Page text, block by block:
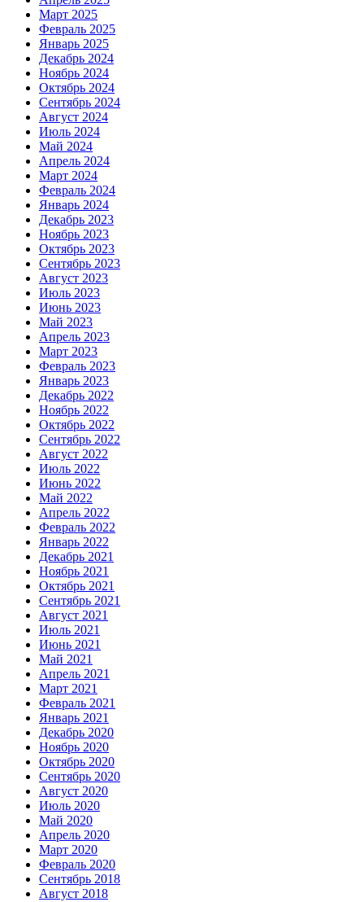
Март 2025
Февраль 2025
Январь 2025
Декабрь 2024
Ноябрь 2024
Октябрь 2024
Сентябрь 2024
Август 2024
Июль 2024
Май 2024
Апрель 2024
Март 2024
Февраль 2024
Январь 2024
Декабрь 2023
Ноябрь 2023
Октябрь 2023
Сентябрь 2023
Август 2023
Июль 2023
Июнь 2023
Май 2023
Апрель 2023
Март 2023
Февраль 2023
Январь 2023
Декабрь 2022
Ноябрь 2022
Октябрь 2022
Сентябрь 2022
Август 2022
Июль 2022
Июнь 2022
Май 2022
Апрель 2022
Февраль 2022
Январь 2022
Декабрь 2021
Ноябрь 2021
Октябрь 2021
Сентябрь 2021
Август 2021
Июль 2021
Июнь 2021
Май 2021
Апрель 2021
Март 2021
Февраль 2021
Январь 2021
Декабрь 2020
Ноябрь 2020
Октябрь 2020
Сентябрь 2020
Август 2020
Июль 2020
Май 2020
Апрель 2020
Март 2020
Февраль 2020
Сентябрь 2018
Август 2018